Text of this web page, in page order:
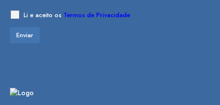
Li e aceito os Termos de Privacidade